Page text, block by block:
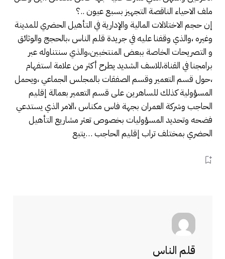
ملف الاحياء الناقصة التجهيز بسبع عيون ..؟
إن حجم الاختلالات المالية والإدارية في التأهيل الحضري للمدينة
وغيره ،والذي وقفنا عليه في جريدة قلم الناس ،بالحجج والوثائق
و التصريحات الخاصة ببعض المنتخبين،والذي سنتناوله عبر
برامجنا في القناة،للاسف الشديد يطرح أكثر من علامة استفهام
،حول قسم التعمير وقسم الصفقات بالمجلس الجماعي ،ويحمل
المسؤولية كذلك للساهرين على قسم التعمير بعمالة إقليم
الحاجب وشركة العمران بجهة فاس مكناس ،الامر الذي يستدعي
فضحه وتحديد المسؤوليات بخصوص تعثر مشاريع التأهيل
الحضري بمختلف تراب إقليم الحاجب …يتبع
قلم الناس